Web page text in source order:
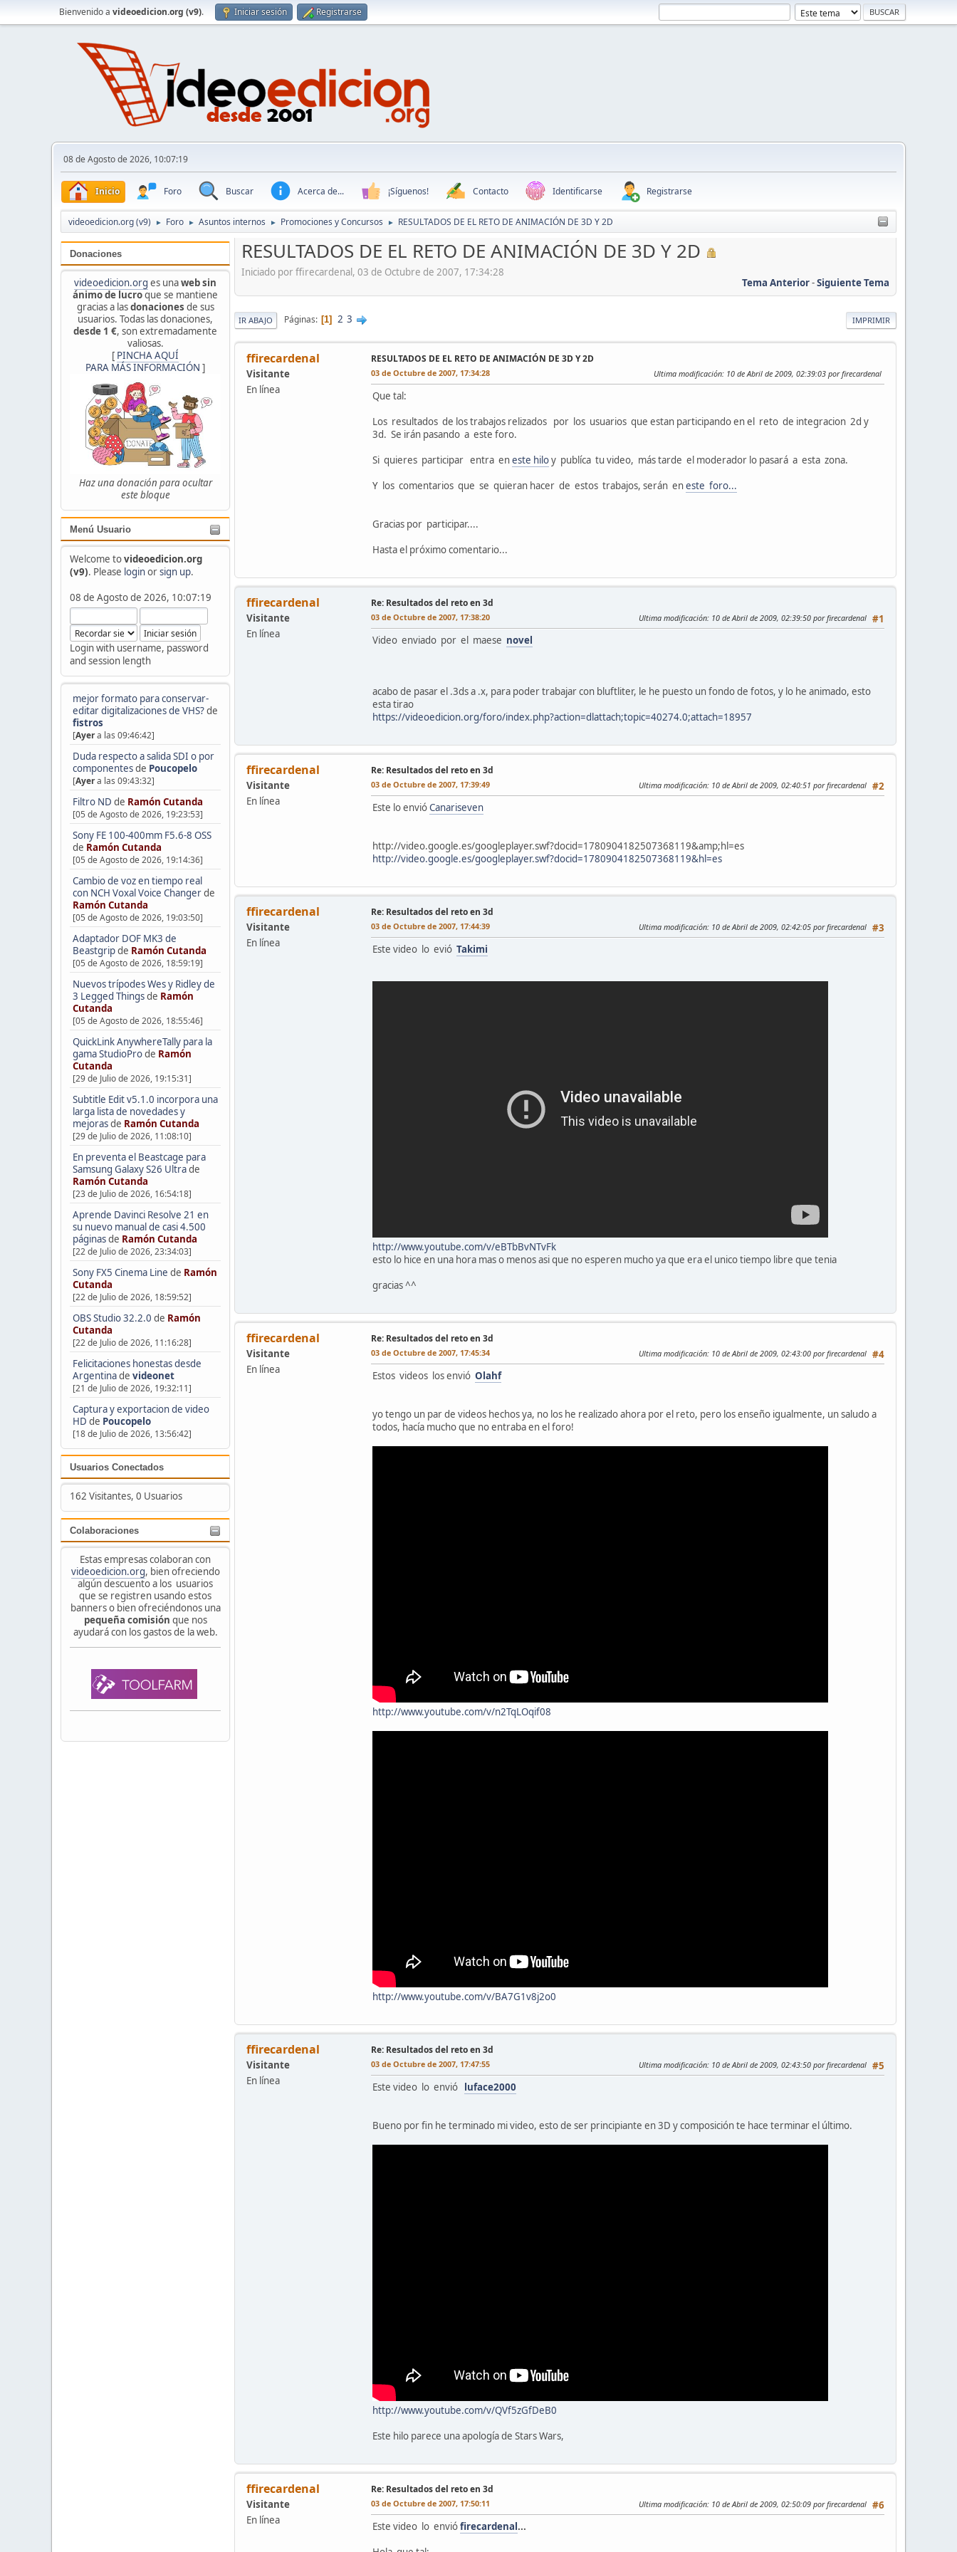
Bienvenido a videoedicion.org (v9). Iniciar sesión Registrarse
08 de Agosto de 2026, 10:07:19
Inicio Foro Buscar Acerca de... ¡Síguenos! Contacto Identificarse Registrarse
videoedicion.org (v9) ► Foro ► Asuntos internos ► Promociones y Concursos ► RESULTADOS DE EL RETO DE ANIMACIÓN DE 3D Y 2D
Donaciones
videoedicion.org es unaweb sin
ánimo de lucroque se mantiene
gracias a lasdonaciones de sus
usuarios. Todas las donaciones,
desde 1 €, son extremadamente
valiosas.
[ PINCHA AQUÍ
PARA MÁS INFORMACIÓN ]
Haz una donación para ocultar
este bloque
Menú Usuario
Welcome tovideoedicion.org
(v9). Please loginorsign up.
08 de Agosto de 2026, 10:07:19
Login with username, password
and session length
mejor formato para conservar-
editar digitalizaciones de VHS?de
fistros
[Ayera las 09:46:42]
Duda respecto a salida SDI o por
componentesde Poucopelo
[Ayera las 09:43:32]
Filtro ND de Ramón Cutanda
[05 de Agosto de 2026, 19:23:53]
Sony FE 100-400mm F5.6-8 OSS
de Ramón Cutanda
[05 de Agosto de 2026, 19:14:36]
Cambio de voz en tiempo real
con NCH Voxal Voice Changerde
Ramón Cutanda
[05 de Agosto de 2026, 19:03:50]
Adaptador DOF MK3 de
Beastgripde Ramón Cutanda
[05 de Agosto de 2026, 18:59:19]
Nuevos trípodes Wes y Ridley de
3 Legged Thingsde Ramón
Cutanda
[05 de Agosto de 2026, 18:55:46]
QuickLink AnywhereTally para la
gama StudioProde Ramón
Cutanda
[29 de Julio de 2026, 19:15:31]
Subtitle Edit v5.1.0 incorpora una
larga lista de novedades y
mejorasde Ramón Cutanda
[29 de Julio de 2026, 11:08:10]
En preventa el Beastcage para
Samsung Galaxy S26 Ultrade
Ramón Cutanda
[23 de Julio de 2026, 16:54:18]
Aprende Davinci Resolve 21 en
su nuevo manual de casi 4.500
páginasde Ramón Cutanda
[22 de Julio de 2026, 23:34:03]
Sony FX5 Cinema Line de Ramón
Cutanda
[22 de Julio de 2026, 18:59:52]
OBS Studio 32.2.0 de Ramón
Cutanda
[22 de Julio de 2026, 11:16:28]
Felicitaciones honestas desde
Argentinade videonet
[21 de Julio de 2026, 19:32:11]
Captura y exportacion de video
HD de Poucopelo
[18 de Julio de 2026, 13:56:42]
Usuarios Conectados
162 Visitantes, 0 Usuarios
Colaboraciones
Estas empresas colaboran con
videoedicion.org, bien ofreciendo
algún descuento a los usuarios
que se registren usando estos
banners o bien ofreciéndonos una
pequeña comisión que nos
ayudará con los gastos de la web.
RESULTADOS DE EL RETO DE ANIMACIÓN DE 3D Y 2D
Iniciado por ffirecardenal, 03 de Octubre de 2007, 17:34:28
Tema Anterior-Siguiente Tema
IMPRIMIR
IR ABAJO Páginas 1 2 3
ffirecardenal
Visitante
En línea
RESULTADOS DE EL RETO DE ANIMACIÓN DE 3D Y 2D
03 de Octubre de 2007, 17:34:28 Ultima modificación: 10 de Abril de 2009, 02:39:03 por firecardenal
Que tal:
Los resultados de los trabajos relizados por los usuarios que estan participando en el reto de integracion 2d y
3d. Se irán pasando a este foro.
Si quieres participar entra eneste hiloy publíca tu video, más tarde el moderador lo pasará a esta zona.
Y los comentarios que se quieran hacer de estos trabajos, serán eneste foro...
Gracias por participar....
Hasta el próximo comentario...
ffirecardenal
Visitante
En línea
Re: Resultados del reto en 3d
#1
03 de Octubre de 2007, 17:38:20 Ultima modificación: 10 de Abril de 2009, 02:39:50 por firecardenal
Video enviado por el maese novel
acabo de pasar el .3ds a .x, para poder trabajar con bluftliter, le he puesto un fondo de fotos, y lo he animado, esto
esta tirao
https://videoedicion.org/foro/index.php?action=dlattach;topic=40274.0;attach=18957
ffirecardenal
Visitante
En línea
Re: Resultados del reto en 3d
#2
03 de Octubre de 2007, 17:39:49 Ultima modificación: 10 de Abril de 2009, 02:40:51 por firecardenal
Este lo envióCanariseven
http://video.google.es/googleplayer.swf?docid=1780904182507368119&amp;hl=es
http://video.google.es/googleplayer.swf?docid=1780904182507368119&hl=es
ffirecardenal
Visitante
En línea
Re: Resultados del reto en 3d
#3
03 de Octubre de 2007, 17:44:39 Ultima modificación: 10 de Abril de 2009, 02:42:05 por firecardenal
Este video lo evió Takimi
http://www.youtube.com/v/eBTbBvNTvFk
esto lo hice en una hora mas o menos asi que no esperen mucho ya que era el unico tiempo libre que tenia
gracias ^^
ffirecardenal
Visitante
En línea
Re: Resultados del reto en 3d
#4
03 de Octubre de 2007, 17:45:34 Ultima modificación: 10 de Abril de 2009, 02:43:00 por firecardenal
Estos videos los envió Olahf
yo tengo un par de videos hechos ya, no los he realizado ahora por el reto, pero los enseño igualmente, un saludo a
todos, hacía mucho que no entraba en el foro!
http://www.youtube.com/v/n2TqLOqif08
http://www.youtube.com/v/BA7G1v8j2o0
ffirecardenal
Visitante
En línea
Re: Resultados del reto en 3d
#5
03 de Octubre de 2007, 17:47:55 Ultima modificación: 10 de Abril de 2009, 02:43:50 por firecardenal
Este video lo envió luface2000
Bueno por fin he terminado mi video, esto de ser principiante en 3D y composición te hace terminar el último.
http://www.youtube.com/v/QVf5zGfDeB0
Este hilo parece una apología de Stars Wars,
ffirecardenal
Visitante
En línea
Re: Resultados del reto en 3d
#6
03 de Octubre de 2007, 17:50:11 Ultima modificación: 10 de Abril de 2009, 02:50:09 por firecardenal
Este video lo enviófirecardenal...